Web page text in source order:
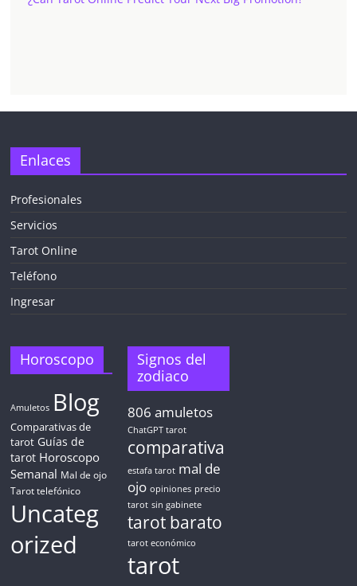
TAROT GRATIS
✓ Sin cargos automáticos. El chat se detiene al finalizar el
crédito
Enlaces
Profesionales
Servicios
Tarot Online
Teléfono
Ingresar
Horoscopo
Amuletos Blog
Comparativas de
tarot Guías de
tarot Horoscopo
Semanal Mal de ojo
Tarot telefónico
Uncateg
orized
Signos del
zodiaco
806 amuletos
ChatGPT tarot
comparativa
estafa tarot mal de
ojo opiniones precio
tarot sin gabinete
tarot barato
tarot económico
tarot